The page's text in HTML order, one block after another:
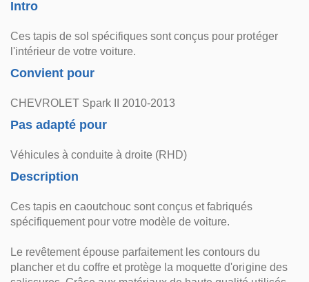
Intro
Ces tapis de sol spécifiques sont conçus pour protéger
l'intérieur de votre voiture.
Convient pour
CHEVROLET Spark II 2010-2013
Pas adapté pour
Véhicules à conduite à droite (RHD)
Description
Ces tapis en caoutchouc sont conçus et fabriqués
spécifiquement pour votre modèle de voiture.
Le revêtement épouse parfaitement les contours du
plancher et du coffre et protège la moquette d'origine des